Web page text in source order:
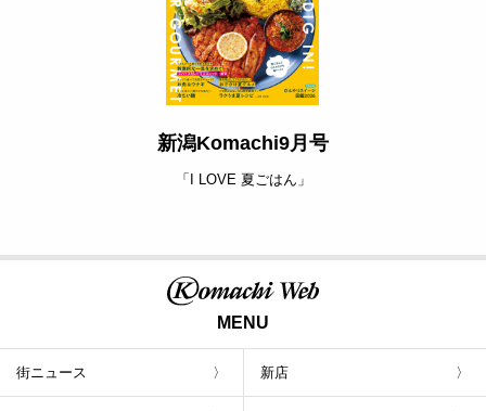
新潟Komachi9月号
「I LOVE 夏ごはん」
MENU
街ニュース 新店